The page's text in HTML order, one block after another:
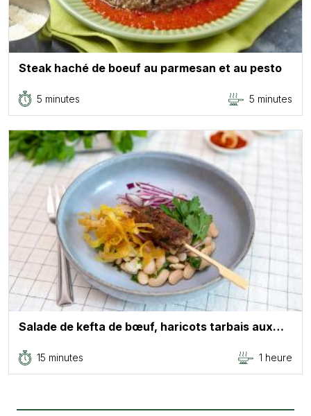
Steak haché de boeuf au parmesan et au pesto
5 minutes 5 minutes
Salade de kefta de bœuf, haricots tarbais aux…
15 minutes 1 heure